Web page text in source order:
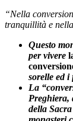
“Nella
tranquillità e
Questo
per vivere
sorelle ed i
La
Preghiera,
della